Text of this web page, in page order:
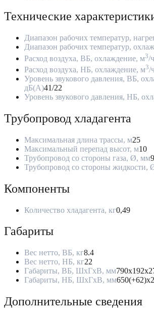
Технические
Диапазон рабочих температур,
Диапазон рабочих температур,
Расход воздуха, ВБ, охлаждение, м3/ч
Расход воздуха, НБ, охлаждение, м3/
Уровень звукового давления, ВБ,
дБ(А)41/22
Уровень звукового давления, НБ,
Трубопровод хладагента
Максимальная длина трассы, м25
Максимальный перепад высот, м10
Трубопровод со стороны газа, Ø, мм
Трубопровод со стороны жидкости,
Компоненты
Количество хладагента, кг0,49
Габариты
Вес нетто, ВБ, кг8.4
Вес нетто, НБ, кг22
Габариты, ВБ, ШхГхВ, мм
Габариты, НБ, ШхГхВ, мм
Дополнительные сведения